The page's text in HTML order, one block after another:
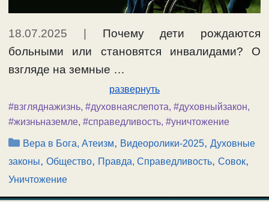
18.07.2025 | Почему дети рождаются
больными или становятся инвалидами? О
взгляде на земные …
развернуть
#взгляднажизнь, #духовнаяслепота, #духовныйзакон,
#жизньназемле, #справедливость, #уничтожение
Рубрики
Вера в Бога, Атеизм, Видеоролики-2025,Духовные
законы, Общество, Правда, Справедливость, Совок,
Уничтожение